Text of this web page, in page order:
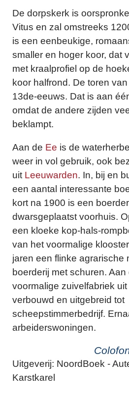
De dorpskerk is
Vitus en zal omstreeks
is een eenbeukige,
smaller en hoger koor, dat
met kraalprofiel op de
koor halfrond. De toren
13de-eeuws. Dat is aan
omdat de andere zijden
beklampt.
Aan de Ee is de
weer in vol gebruik, ook
uit Leeuwarden. In, bij en
een aantal interessante
kort na 1900 is een
dwarsgeplaatst voorhuis.
een kloeke kop-hals-
van het voormalige
jaren een flinke agrarische
boerderij met schuren. Aan
voormalige zuivelfabriek
verbouwd en uitgebreid tot
scheepstimmerbedrijf.
arbeiderswoningen.
Uitgeverij: NoordBoek -
Karstkarel